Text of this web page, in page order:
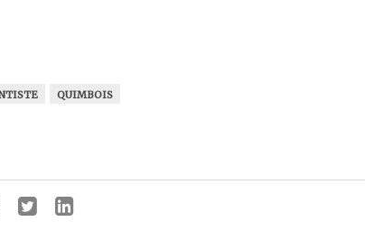
QUIMBOIS